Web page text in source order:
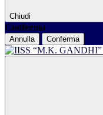
Chiudi
Conferma
Annulla Conferma